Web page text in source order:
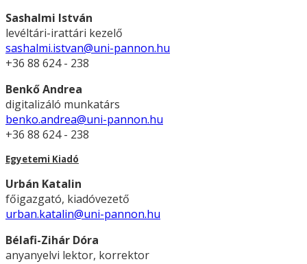
Sashalmi István
levéltári-irattári kezelő
sashalmi.istvan@uni-pannon.hu
+36 88 624 - 238
Benkő Andrea
digitalizáló munkatárs
benko.andrea@uni-pannon.hu
+36 88 624 - 238
Egyetemi Kiadó
Urbán Katalin
főigazgató, kiadóvezető
urban.katalin@uni-pannon.hu
Bélafi-Zihár Dóra
anyanyelvi lektor, korrektor